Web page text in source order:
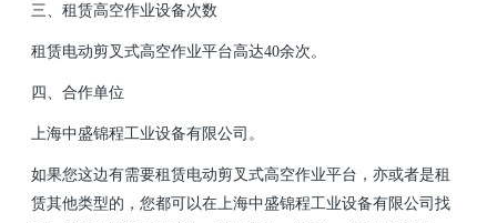
三、租赁高空作业设备次数
租赁电动剪叉式高空作业平台高达40余次。
四、合作单位
上海中盛锦程工业设备有限公司 。
如果您这边有需要租赁电动剪叉式高空作业平台，亦或者是租
赁其他类型的，您都可以在上海中盛锦程工业设备有限公司找